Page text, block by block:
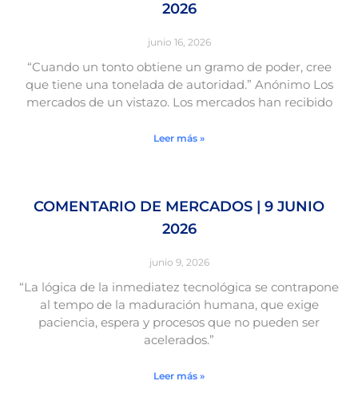
2026
junio 16, 2026
“Cuando un tonto obtiene un gramo de poder, cree
que tiene una tonelada de autoridad.” Anónimo Los
mercados de un vistazo. Los mercados han recibido
Leer más »
COMENTARIO DE MERCADOS | 9 JUNIO
2026
junio 9, 2026
“La lógica de la inmediatez tecnológica se contrapone
al tempo de la maduración humana, que exige
paciencia, espera y procesos que no pueden ser
acelerados.”
Leer más »